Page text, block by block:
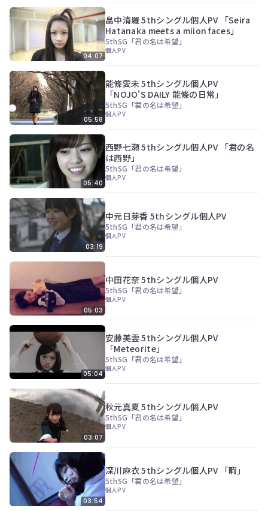
す。
今
す
ぐ
会
員
登
録
る
04:07
畠中清羅 5thシングル個人PV 「Seira
Hatanaka meets a miion faces」
5thSG「君の名は希望」
個人PV
05:58
能條愛未 5thシングル個人PV
「NOJO'S DAILY 能條の日常」
5thSG「君の名は希望」
個人PV
05:40
西野七瀬 5thシングル個人PV 「君の名
は西野」
5thSG「君の名は希望」
個人PV
03:19
中元日芽香 5thシングル個人PV
5thSG「君の名は希望」
個人PV
05:03
中田花奈 5thシングル個人PV
5thSG「君の名は希望」
個人PV
05:04
安藤美雲 5thシングル個人PV
「Meteorite」
5thSG「君の名は希望」
個人PV
03:07
秋元真夏 5thシングル個人PV
5thSG「君の名は希望」
個人PV
03:54
深川麻衣 5thシングル個人PV 「暇」
5thSG「君の名は希望」
個人PV